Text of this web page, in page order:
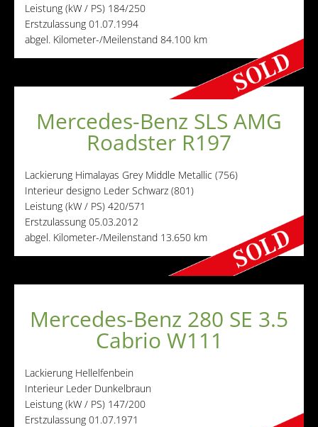
Leistung (kW / PS) 184/250
Erstzulassung 01.07.1994
abgel. Kilometer-/Meilenstand 84.100 km
Mercedes-Benz SLS AMG
Roadster R197
Lackierung Himalayas Grey Middle Metallic (756)
Interieur designo Leder Schwarz (801)
Leistung (kW / PS) 420/571
Erstzulassung 05.03.2012
abgel. Kilometer-/Meilenstand 13.650 km
Mercedes-Benz 280 SE 3.5
Cabrio W111
Lackierung Hellelfenbein
Interieur Leder Dunkelbraun
Leistung (kW / PS) 147/200
Erstzulassung 01.07.1971